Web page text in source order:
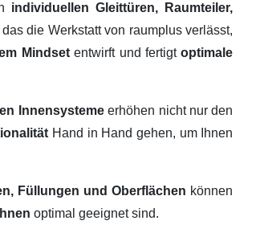
individuellen Gleittüren, Raumteiler,
die Werkstatt von raumplus verlässt,
Mindsetentwirft und fertigtoptimale
Innensystemeerhöhen nicht nur den
Hand in Hand gehen, um Ihnen
Füllungen und Oberflächen können
optimal geeignet sind.